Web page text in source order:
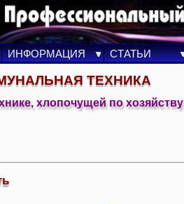
ТЕХНИКА
хлопочущей по хозяйству
ИНФОРМАЦИЯ СТАТЬИ